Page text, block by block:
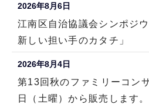
2026年8月6日
江南区自治協議会シンポジ
新しい担い手のカタチ」
2026年8月4日
第13回秋のファミリーコン
日（土曜）から販売します。